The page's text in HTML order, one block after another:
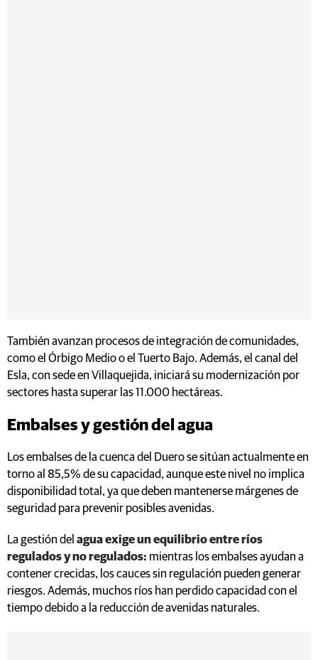
También avanzan procesos de integración de comunidades,
como el Órbigo Medio o el Tuerto Bajo. Además, el canal del
Esla, con sede en Villaquejida, iniciará su modernización por
sectores hasta superar las 11.000 hectáreas.
Embalses y gestión del agua
Los embalses de la cuenca del Duero se sitúan actualmente en
torno al 85,5% de su capacidad, aunque este nivel no implica
disponibilidad total, ya que deben mantenerse márgenes de
seguridad para prevenir posibles avenidas.
La gestión del agua exige un equilibrio entre ríos
regulados y no regulados: mientras los embalses ayudan a
contener crecidas, los cauces sin regulación pueden generar
riesgos. Además, muchos ríos han perdido capacidad con el
tiempo debido a la reducción de avenidas naturales.